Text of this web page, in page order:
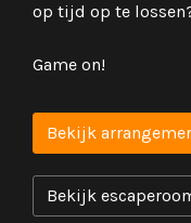
op tijd op te
Game on!
Bekijk
Bekijk